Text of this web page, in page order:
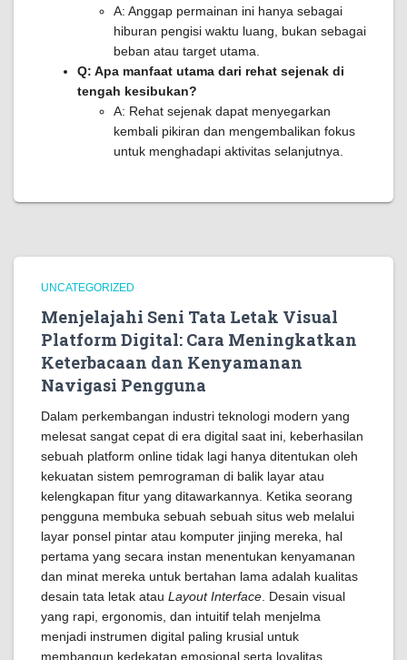
A: Anggap permainan ini hanya sebagai
hiburan pengisi waktu luang, bukan sebagai
beban atau target utama.
Q: Apa manfaat utama dari rehat sejenak di
tengah kesibukan?
A: Rehat sejenak dapat menyegarkan
kembali pikiran dan mengembalikan fokus
untuk menghadapi aktivitas selanjutnya.
UNCATEGORIZED
Menjelajahi Seni Tata Letak Visual
Platform Digital: Cara Meningkatkan
Keterbacaan dan Kenyamanan
Navigasi Pengguna
Dalam perkembangan industri teknologi modern yang
melesat sangat cepat di era digital saat ini, keberhasilan
sebuah platform online tidak lagi hanya ditentukan oleh
kekuatan sistem pemrograman di balik layar atau
kelengkapan fitur yang ditawarkannya. Ketika seorang
pengguna membuka sebuah sebuah situs web melalui
layar ponsel pintar atau komputer jinjing mereka, hal
pertama yang secara instan menentukan kenyamanan
dan minat mereka untuk bertahan lama adalah kualitas
desain tata letak atau Layout Interface . Desain visual
yang rapi, ergonomis, dan intuitif telah menjelma
menjadi instrumen digital paling krusial untuk
membangun kedekatan emosional serta loyalitas